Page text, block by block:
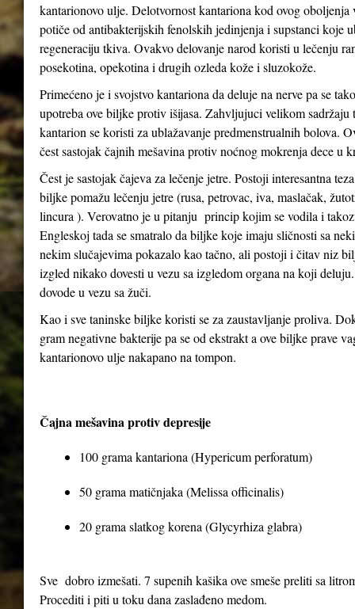
kantarionovo ulje. Delotvornost kantariona kod ovog oboljenja
potiče od antibakterijskih fenolskih jedinjenja i supstanci koje
regeneraciju tkiva. Ovakvo delovanje narod koristi u lečenju
posekotina, opekotina i drugih ozleda kože i sluzokože.
Primećeno je i svojstvo kantariona da deluje na nerve pa se
upotreba ove biljke protiv išijasa. Zahvljujuci velikom sadržaju
kantarion se koristi za ublažavanje predmenstrualnih bolova.
čest sastojak čajnih mešavina protiv noćnog mokrenja dece u
Čest je sastojak čajeva za lečenje jetre. Postoji interesantna
biljke pomažu lečenju jetre (rusa, petrovac, iva, maslačak,
lincura ). Verovatno je u pitanju princip kojim se vodila i
Engleskoj tada se smatralo da biljke koje imaju sličnosti sa
nekim slučajevima pokazalo kao tačno, ali postoji i čitav niz
izgled nikako dovesti u vezu sa izgledom organa na koji
dovode u vezu sa žuči.
Kao i sve taninske biljke koristi se za zaustavljanje proliva.
gram negativne bakterije pa se od ekstrakt a ove biljke prave
kantarionovo ulje nakapano na tompon.
Čajna mešavina protiv depresije
100 grama kantariona (Hypericum perforatum)
50 grama matičnjaka (Melissa officinalis)
20 grama slatkog korena (Glycyrhiza glabra)
Sve dobro izmešati. 7 supenih kašika ove smeše preliti sa
Procediti i piti u toku dana zaslađeno medom.